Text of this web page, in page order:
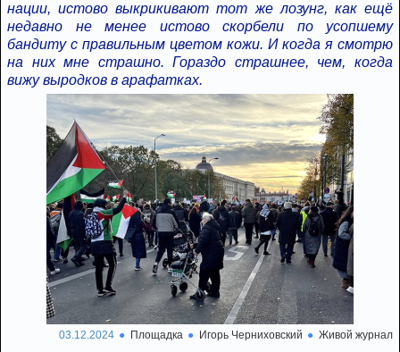
нации, истово выкрикивают тот же лозунг, как ещё
недавно не менее истово скорбели по усопшему
бандиту с правильным цветом кожи. И когда я смотрю
на них мне страшно. Гораздо страшнее, чем, когда
вижу выродков в арафатках.
03.12.2024 Площадка Игорь Черниховский Живой журнал